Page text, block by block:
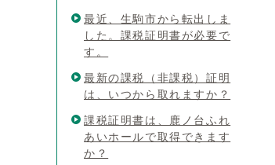
最近、生駒市から転出しま
した。課税証明書が必要で
す。
最新の課税（非課税）証明
は、いつから取れますか？
課税証明書は、鹿ノ台ふれ
あいホールで取得できます
か？